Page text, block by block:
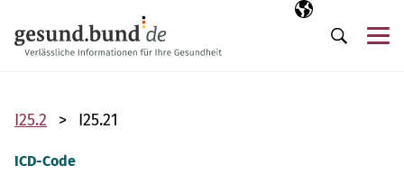
Выбранный
RU
Поиск
I25.2 I25.21
ICD-Code